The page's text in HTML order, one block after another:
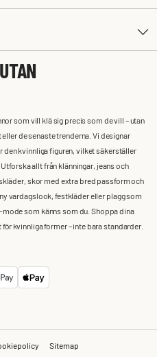
som vill klä sig precis som de vill – utan
de senaste trenderna. Vi designar
kvinnliga figuren, vilket säkerställer
allt från klänningar, jeans och
skor med extra bred passform och
vardagslook, festkläder eller plagg som
som känns som du. Shoppa dina
kvinnliga former – inte bara standarder.
Sitemap